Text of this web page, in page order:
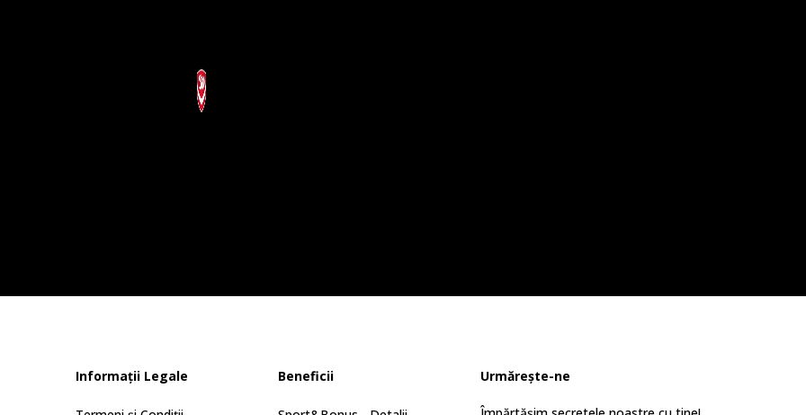
Informații Legale Beneficii Urmărește-ne